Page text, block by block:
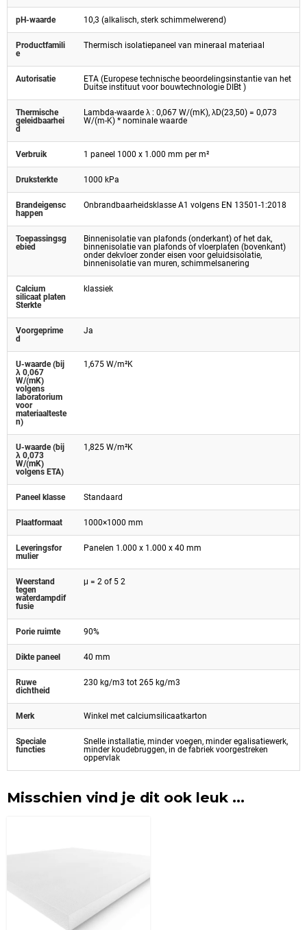
pH-waarde 10,3 (alkalisch, sterk schimmelwerend)
Productfamili
e
Thermisch isolatiepaneel van mineraal materiaal
Autorisatie
ETA (Europese technische beoordelingsinstantie van het
Duitse instituut voor bouwtechnologie DIBt )
Thermische
geleidbaarhei
d
Lambda-waarde λ : 0,067 W/(mK), λD(23,50) = 0,073
W/(m-K) * nominale waarde
Verbruik 1 paneel 1000 x 1.000 mm per m²
Druksterkte 1000 kPa
Brandeigensc
happen
Onbrandbaarheidsklasse A1 volgens EN 13501-1:2018
Toepassingsg
ebied
Binnenisolatie van plafonds (onderkant) of het dak,
binnenisolatie van plafonds of vloerplaten (bovenkant)
onder dekvloer zonder eisen voor geluidsisolatie,
binnenisolatie van muren, schimmelsanering
Calcium
silicaat platen
Sterkte
klassiek
Voorgeprime
d
Ja
U-waarde (bij
λ 0,067
W/(mK)
volgens
laboratorium
voor
materiaalteste
n)
1,675 W/m²K
U-waarde (bij
λ 0,073
W/(mK)
volgens ETA)
1,825 W/m²K
Paneel klasse Standaard
Plaatformaat 1000×1000 mm
Leveringsfor
mulier
Panelen 1.000 x 1.000 x 40 mm
Weerstand
tegen
waterdampdif
fusie
μ = 2 of 5 2
Porie ruimte 90%
Dikte paneel 40 mm
Ruwe
dichtheid
230 kg/m3 tot 265 kg/m3
Merk Winkel met calciumsilicaatkarton
Speciale
functies
Snelle installatie, minder voegen, minder egalisatiewerk,
minder koudebruggen, in de fabriek voorgestreken
oppervlak
Misschien vind je dit ook leuk ...